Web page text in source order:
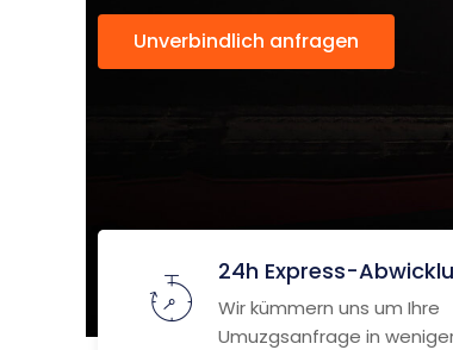
Unverbindlich anfragen
24h Express-
Wir kümmern uns um Ihre
Umuzgsanfrage in